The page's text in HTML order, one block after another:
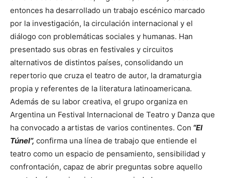
entonces ha desarrollado un trabajo escénico marcado
por la investigación, la circulación internacional y el
diálogo con problemáticas sociales y humanas. Han
presentado sus obras en festivales y circuitos
alternativos de distintos países, consolidando un
repertorio que cruza el teatro de autor, la dramaturgia
propia y referentes de la literatura latinoamericana.
Además de su labor creativa, el grupo organiza en
Argentina un Festival Internacional de Teatro y Danza que
ha convocado a artistas de varios continentes. Con “El
Túnel”, confirma una línea de trabajo que entiende el
teatro como un espacio de pensamiento, sensibilidad y
confrontación, capaz de abrir preguntas sobre aquello